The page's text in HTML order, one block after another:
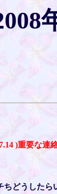
)重要な連
ちどうしたら